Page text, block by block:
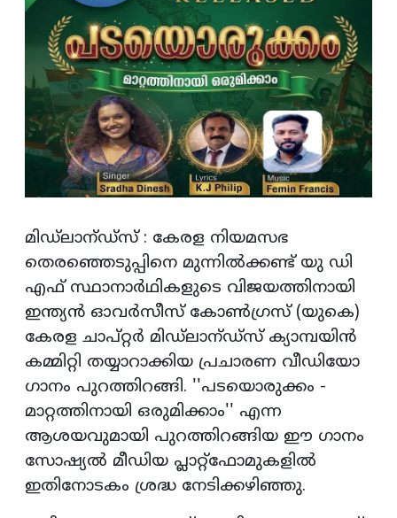
മിഡ്‌ലാന്ഡ്‌സ് : കേരള നിയമസഭ
തെരഞ്ഞെടുപ്പിനെ മുന്നില്‍ക്കണ്ട് യു ഡി
എഫ് സ്ഥാനാര്‍ഥികളുടെ വിജയത്തിനായി
ഇന്ത്യന്‍ ഓവര്‍സീസ് കോണ്‍ഗ്രസ് (യുകെ)
കേരള ചാപ്റ്റര്‍ മിഡ്‌ലാന്ഡ്‌സ് ക്യാമ്പയിന്‍
കമ്മിറ്റി തയ്യാറാക്കിയ പ്രചാരണ വീഡിയോ
ഗാനം പുറത്തിറങ്ങി. ''പടയൊരുക്കം -
മാറ്റത്തിനായി ഒരുമിക്കാം'' എന്ന
ആശയവുമായി പുറത്തിറങ്ങിയ ഈ ഗാനം
സോഷ്യല്‍ മീഡിയ പ്ലാറ്റ്‌ഫോമുകളില്‍
ഇതിനോടകം ശ്രദ്ധ നേടിക്കഴിഞ്ഞു.